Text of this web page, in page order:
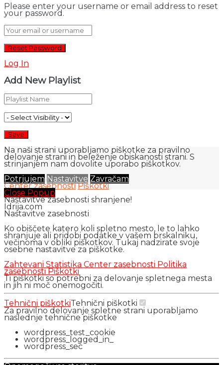
Please enter your username or email address to reset
your password.
Log In
Add New Playlist
Na naši strani uporabljamo piškotke za pravilno
delovanje strani in beleženje obiskanosti strani. S
strinjanjem nam dovolite uporabo piškotkov.
Potrjujem Nastavitve Zavračam
Center zasebnosti Piškotki
Close Popup
Nastavitve zasebnosti shranjene!
Idrija.com
Nastavitve zasebnosti
Ko obiščete katero koli spletno mesto, le to lahko
shranjuje ali pridobi podatke v vašem brskalniku,
večinoma v obliki piškotkov. Tukaj nadzirate svoje
osebne nastavitve za piškotke.
Zahtevani Statistika Center zasebnosti Politika
zasebnosti Piškotki
Ti piškotki so potrebni za delovanje spletnega mesta
in jih ni moč onemogočiti.
Tehnični piškotkiTehnični piškotki
Za pravilno delovanje spletne strani uporabljamo
naslednje tehnične piškotke
wordpress_test_cookie
wordpress_logged_in_
wordpress_sec